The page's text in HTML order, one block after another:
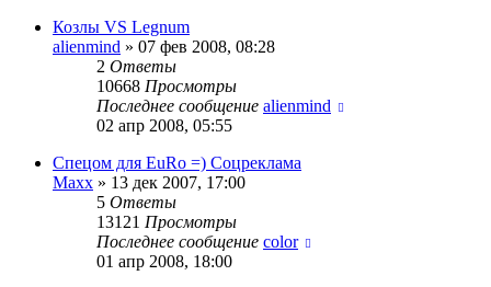
Козлы VS Legnum
alienmind » 07 фев 2008, 08:28
2 Ответы
10668 Просмотры
Последнее сообщение alienmind
02 апр 2008, 05:55
Спецом для EuRo =) Соцреклама
Maxx » 13 дек 2007, 17:00
5 Ответы
13121 Просмотры
Последнее сообщение color
01 апр 2008, 18:00